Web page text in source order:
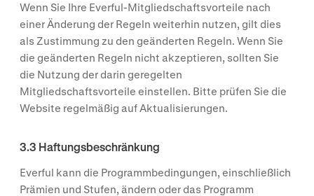
Wenn Sie Ihre Everful-Mitgliedschaftsvorteile nach
einer Änderung der Regeln weiterhin nutzen, gilt dies
als Zustimmung zu den geänderten Regeln. Wenn Sie
die geänderten Regeln nicht akzeptieren, sollten Sie
die Nutzung der darin geregelten
Mitgliedschaftsvorteile einstellen. Bitte prüfen Sie die
Website regelmäßig auf Aktualisierungen.
3.3 Haftungsbeschränkung
Everful kann die Programmbedingungen, einschließlich
Prämien und Stufen, ändern oder das Programm